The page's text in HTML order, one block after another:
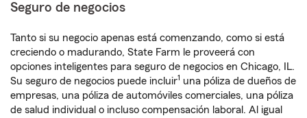
Seguro de negocios
Tanto si su negocio apenas está comenzando, como si está
creciendo o madurando, State Farm le proveerá con
opciones inteligentes para seguro de negocios en Chicago, IL.
Su seguro de negocios puede incluir1 una póliza de dueños de
empresas, una póliza de automóviles comerciales, una póliza
de salud individual o incluso compensación laboral. Al igual